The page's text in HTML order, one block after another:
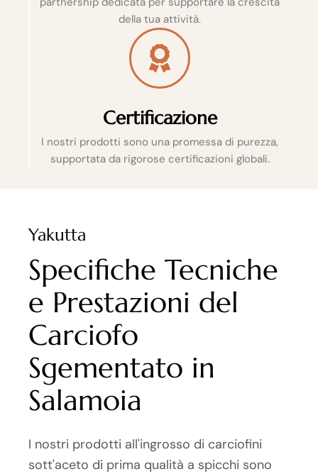
della tua attività.
Certificazione
I nostri prodotti sono una promessa di purezza,
supportata da rigorose certificazioni globali.
Yakutta
Specifiche Tecniche
e Prestazioni del
Carciofo
Sgementato in
Salamoia
I nostri prodotti all'ingrosso di carciofini
sott'aceto di prima qualità a spicchi sono